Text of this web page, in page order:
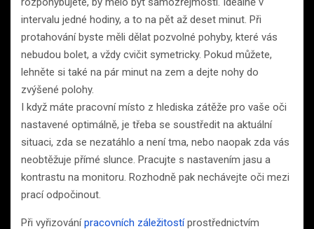
intervalu jedné hodiny, a to na pět až deset minut. Při
protahování byste měli dělat pozvolné pohyby, které vás
nebudou bolet, a vždy cvičit symetricky. Pokud můžete,
lehněte si také na pár minut na zem a dejte nohy do
zvýšené polohy.
I když máte pracovní místo z hlediska zátěže pro vaše oči
nastavené optimálně, je třeba se soustředit na aktuální
situaci, zda se nezatáhlo a není tma, nebo naopak zda vás
neobtěžuje přímé slunce. Pracujte s nastavením jasu a
kontrastu na monitoru. Rozhodně pak nechávejte oči mezi
prací odpočinout.
Při vyřizovánípracovních záležitostíprostřednictvím